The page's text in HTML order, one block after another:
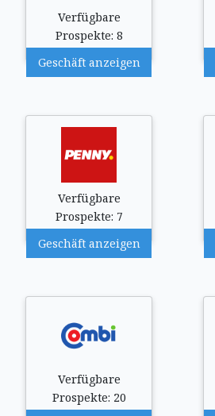
Verfügbare
Prospekte: 8
Geschäft anzeigen
Verfügbare
Prospekte: 7
Geschäft anzeigen
Verfügbare
Prospekte: 20